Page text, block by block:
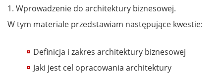
1. Wprowadzenie do architektury biznesowej.
W tym materiale przedstawiam następujące kwestie:
Definicja i zakres architektury biznesowej
Jaki jest cel opracowania architektury